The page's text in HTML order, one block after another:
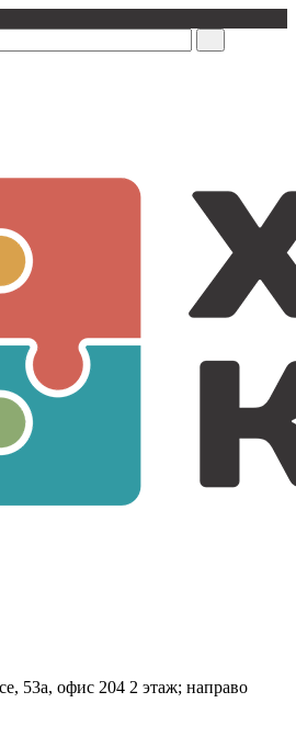
53а, офис 204 2 этаж; направо